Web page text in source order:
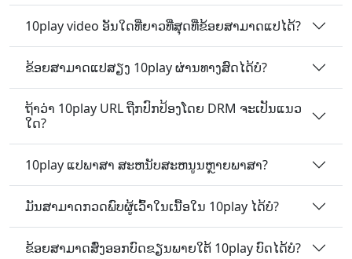
10play video ອັນໃດທີ່ຍາວທີ່ສຸດທີ່ຂ້ອຍສາມາດແປໄດ້?
ຂ້ອຍສາມາດແປສຽງ 10play ຜ່ານທາງສົດໄດ້ບໍ?
ຖ້າວ່າ 10play URL ຖືກປົກປ້ອງໂດຍ DRM ຈະເປັນແນວ
ໃດ?
10play ແປພາສາ ສະຫນັບສະຫນູນຫຼາຍພາສາ?
ມັນ​ສາມາດ​ກວດ​ພົບ​ຜູ້​ເວົ້າ​ໃນ​ເນື້ອ​ໃນ 10play ໄດ້​ບໍ?
ຂ້ອຍສາມາດສົ່ງອອກບົດຂຽນພາຍໃຕ້ 10play ບົດໄດ້ບໍ?